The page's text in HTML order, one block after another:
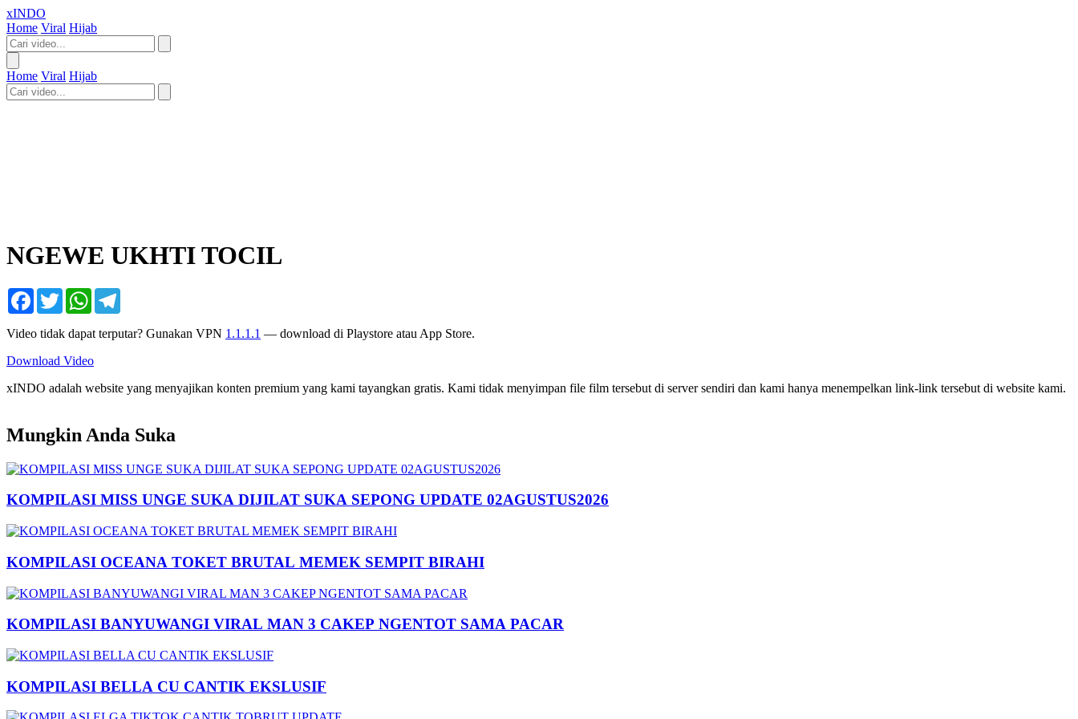
xINDO
Home Viral Hijab
Home Viral Hijab
NGEWE UKHTI TOCIL
Facebook
TwitterWhatsApp
Video tidak dapat terputar? Gunakan VPN 1.1.1.1 — download di Playstore atau App Store.
Download Video
xINDO adalah website yang menyajikan konten premium yang kami tayangkan gratis. Kami tidak menyimpan file film tersebut di server sendiri dan kami hanya menempelkan link-link tersebut di website kami.
Mungkin Anda Suka
KOMPILASI MISS UNGE SUKA DIJILAT SUKA SEPONG UPDATE 02AGUSTUS2026
KOMPILASI OCEANA TOKET BRUTAL MEMEK SEMPIT BIRAHI
KOMPILASI BANYUWANGI VIRAL MAN 3 CAKEP NGENTOT SAMA PACAR
KOMPILASI BELLA CU CANTIK EKSLUSIF